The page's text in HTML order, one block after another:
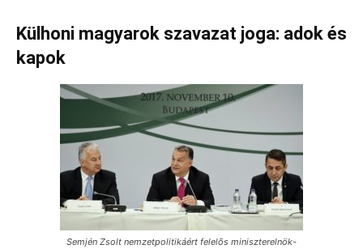
Külhoni magyarok szavazat joga: adok és
kapok
Semjén Zsolt nemzetpolitikáért felelõs miniszterelnök-